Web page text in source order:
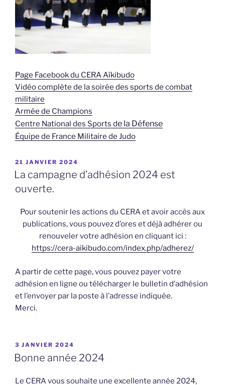
Page Facebook du CERA Aïkibudo
Vidéo complète de la soirée des sports de combat
militaire
Armée de Champions
Centre National des Sports de la Défense
Équipe de France Militaire de Judo
PUBLIÉ
LE
21 JANVIER 2024
La campagne d’adhésion 2024 est
ouverte.
Pour soutenir les actions du CERA et avoir accès aux
publications, vous pouvez d’ores et déjà adhérer ou
renouveler votre adhésion en cliquant ici :
https://cera-aikibudo.com/index.php/adherez/
A partir de cette page, vous pouvez payer votre
adhésion en ligne ou télécharger le bulletin d’adhésion
et l’envoyer par la poste à l’adresse indiquée.
Merci.
PUBLIÉ
LE
3 JANVIER 2024
Bonne année 2024
Le CERA vous souhaite une excellente année 2024,